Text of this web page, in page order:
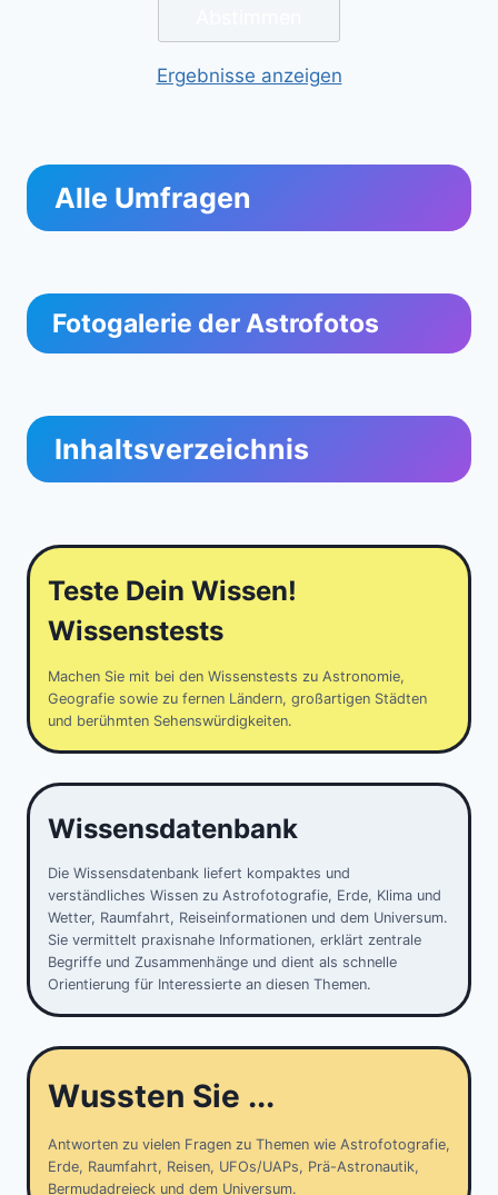
Ergebnisse anzeigen
Alle Umfragen
Fotogalerie der Astrofotos
Inhaltsverzeichnis
Teste Dein Wissen!
Wissenstests
Machen Sie mit bei den Wissenstests zu Astronomie,
Geografie sowie zu fernen Ländern, großartigen Städten
und berühmten Sehenswürdigkeiten.
Wissensdatenbank
Die Wissensdatenbank liefert kompaktes und
verständliches Wissen zu Astrofotografie, Erde, Klima und
Wetter, Raumfahrt, Reiseinformationen und dem Universum.
Sie vermittelt praxisnahe Informationen, erklärt zentrale
Begriffe und Zusammenhänge und dient als schnelle
Orientierung für Interessierte an diesen Themen.
Wussten Sie ...
Antworten zu vielen Fragen zu Themen wie Astrofotografie,
Erde, Raumfahrt, Reisen, UFOs/UAPs, Prä-Astronautik,
Bermudadreieck und dem Universum.